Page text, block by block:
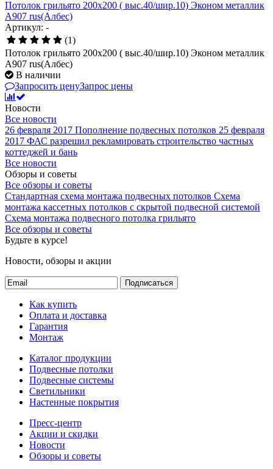
Потолок грильято 200х200 ( выс.40/шир.10) Эконом металлик
А907 rus(Албес)
Артикул: -
(1)
Потолок грильято 200х200 ( выс.40/шир.10) Эконом металлик
А907 rus(Албес)
В наличии
Запросить ценуЗапрос цены
Новости
Все новости
26 февраля 2017 Пополнение подвесных потолков 25 февраля
2017 ФАС разрешил рекламировать строительство частных
коттеджей и бань
Все новости
Обзоры и советы
Все обзоры и советы
Стандартная схема монтажа подвесных потолков Схема
монтажа кассетных потолков с скрытой подвесной системой
Схема монтажа подвесного потолка грильято
Все обзоры и советы
Будьте в курсе!
Новости, обзоры и акции
Подписаться
Как купить
Оплата и доставка
Гарантия
Монтаж
Каталог продукции
Подвесные потолки
Подвесные системы
Светильники
Настенные покрытия
Пресс-центр
Акции и скидки
Новости
Обзоры и советы